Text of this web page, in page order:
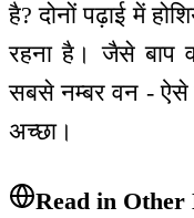
है? दोनों पढ़ाई में
रहना है। जैसे बाप
सबसे नम्बर वन - ऐसे
अच्छा।
Read in Other